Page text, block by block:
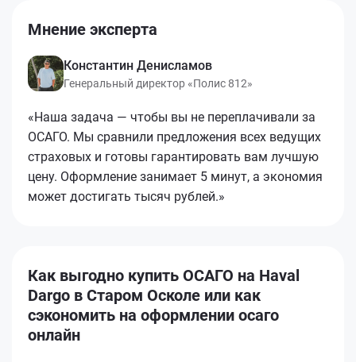
Мнение эксперта
Константин Денисламов
Генеральный директор «Полис 812»
«Наша задача — чтобы вы не переплачивали за
ОСАГО. Мы сравнили предложения всех ведущих
страховых и готовы гарантировать вам лучшую
цену. Оформление занимает 5 минут, а экономия
может достигать тысяч рублей.»
Как выгодно купить ОСАГО на Haval
Dargo в Старом Осколе или как
сэкономить на оформлении осаго
онлайн